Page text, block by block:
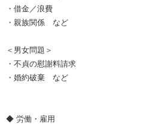
・借金／浪費
・親族関係 など
＜男女問題＞
・不貞の慰謝料請求
・婚約破棄 など
◆ 労働・雇用